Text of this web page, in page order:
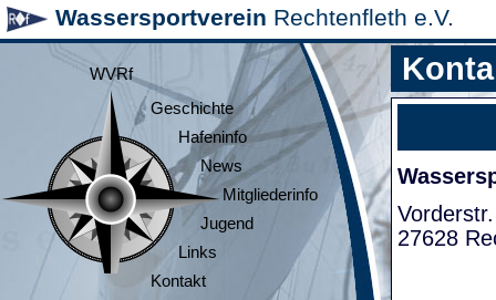
Wassersportverein Rechtenfleth e.V.
WVRf
Geschichte
Hafeninfo
News
Mitgliederinfo
Jugend
Links
Kontakt
27628